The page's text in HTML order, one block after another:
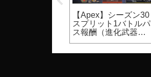
【Apex】シーズン30
スプリット1バトルパ
ス報酬（進化武器ス